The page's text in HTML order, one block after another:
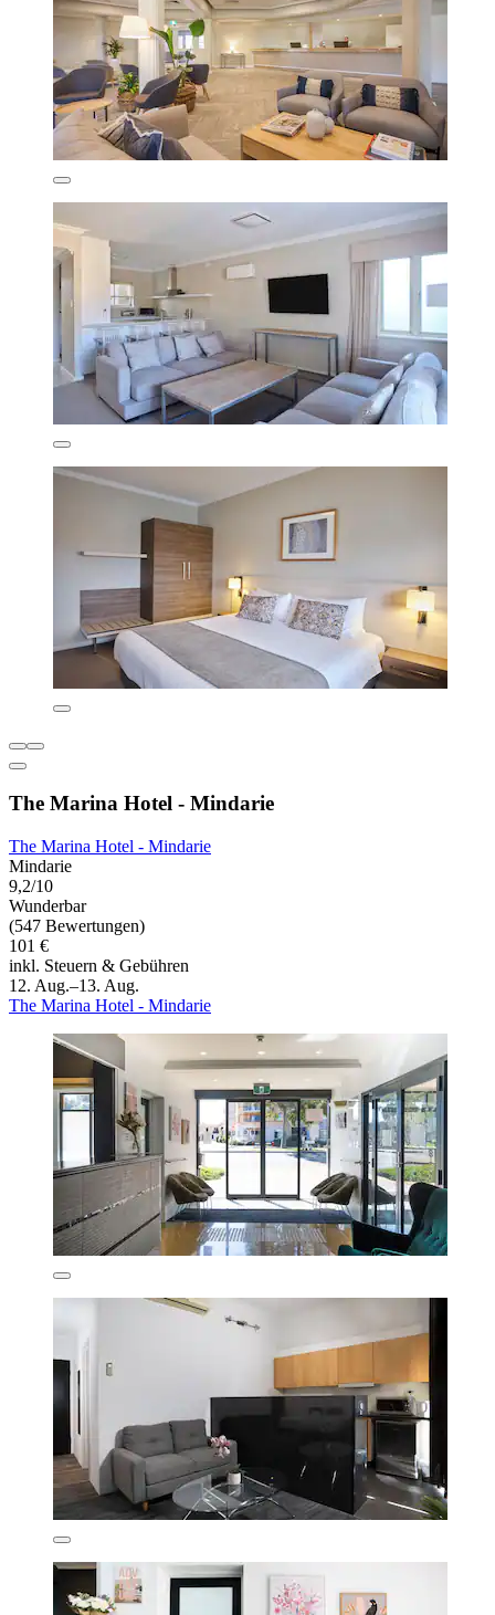
The Marina Hotel - Mindarie
The Marina Hotel - Mindarie
Mindarie
9,2/10
Wunderbar
(547 Bewertungen)
101 €
inkl. Steuern & Gebühren
12. Aug.–13. Aug.
The Marina Hotel - Mindarie